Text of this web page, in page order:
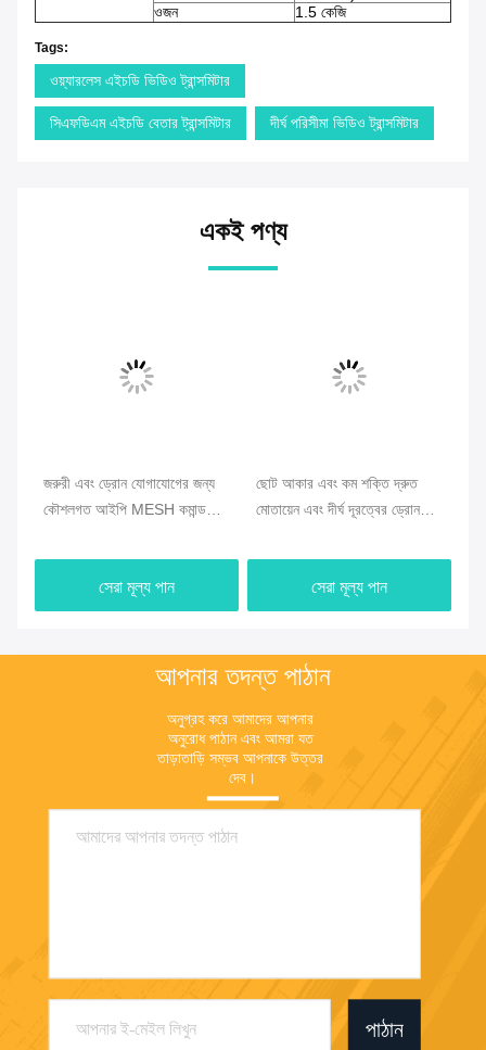
ওজন
1.5 কেজি
Tags:
ওয়্যারলেস এইচডি ভিডিও ট্রান্সমিটার
সিএফডিএম এইচডি বেতার ট্রান্সমিটার দীর্ঘ পরিসীমা ভিডিও ট্রান্সমিটার
একই পণ্য
জরুরী এবং ড্রোন যোগাযোগের জন্য
কৌশলগত আইপি MESH কমান্ড
সেরা মূল্য পান
ছোট আকার এবং কম শক্তি দ্রুত
মোতায়েন এবং দীর্ঘ দূরত্বের ড্রোন
অপ্টিমাইজ করুন
সেরা মূল্য পান
আপনার তদন্ত পাঠান
অনুগ্রহ করে আমাদের আপনার
অনুরোধ পাঠান এবং আমরা যত
তাড়াতাড়ি সম্ভব আপনাকে উত্তর
দেব।
পাঠান